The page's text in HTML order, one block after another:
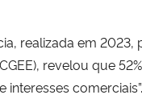
realizada em
revelou que